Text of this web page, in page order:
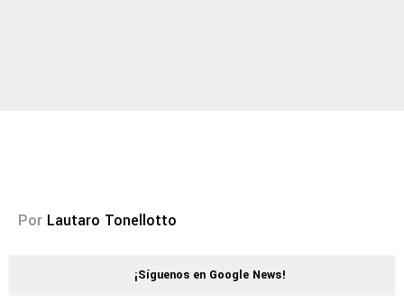
Por Lautaro Tonellotto
¡Síguenos en Google News!